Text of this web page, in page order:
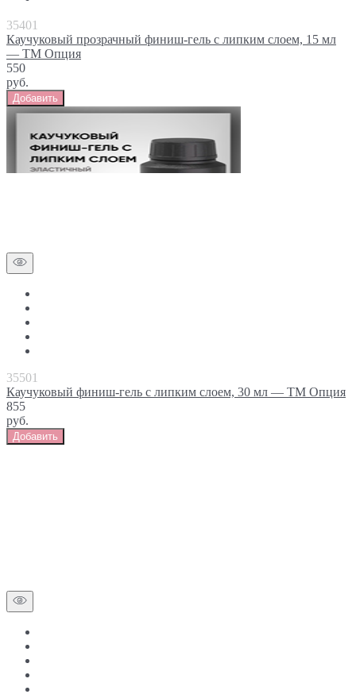
35401
Каучуковый прозрачный финиш-гель с липким слоем, 15 мл
— ТМ Опция
550
руб.
Добавить
35501
Каучуковый финиш-гель с липким слоем, 30 мл — ТМ Опция
855
руб.
Добавить